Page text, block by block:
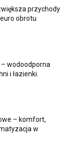
przychody
obrotu
– wodoodporna
i łazienki.
– komfort,
w